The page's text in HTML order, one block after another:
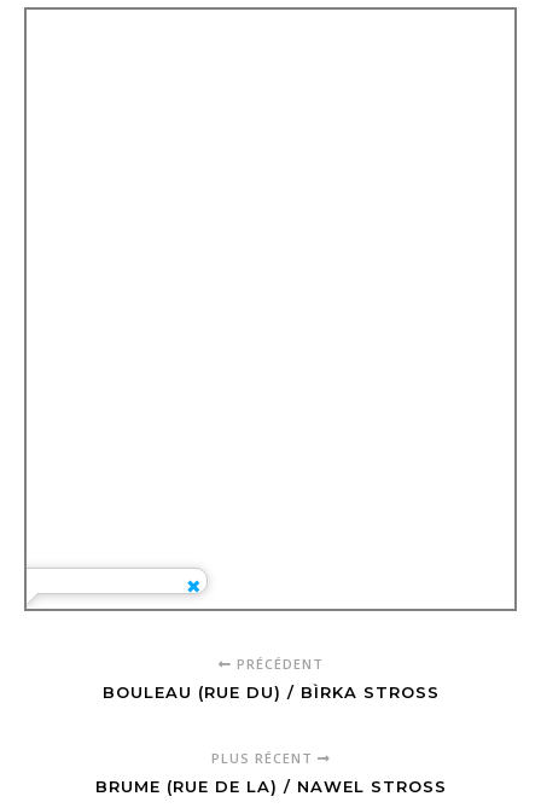
PRÉCÉDENT
BOULEAU (RUE DU) / BÌRKA STROSS
PLUS RÉCENT
BRUME (RUE DE LA) / NAWEL STROSS